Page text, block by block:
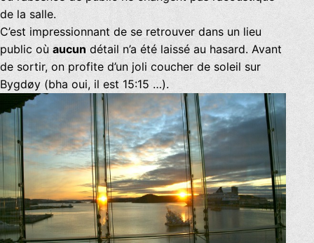
de la salle.
C’est impressionnant de se retrouver dans un lieu
public où aucun détail n’a été laissé au hasard. Avant
de sortir, on profite d’un joli coucher de soleil sur
Bygdøy (bha oui, il est 15:15 …).